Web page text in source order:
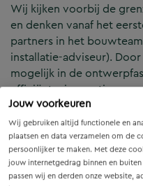
Jouw voorkeuren
Wij gebruiken altijd functionele en
plaatsen en data verzamelen om de
persoonlijker te maken. Met deze
jouw internetgedrag binnen en
passen wij en derden onze website,
Wij kijken voorbij de
en denken vanaf het
partners in het
installatie-adviseur).
mogelijk in de
efficiënte, innovatieve
constructies — voor
Onze Expertises en
B&Z Bouwtechniek